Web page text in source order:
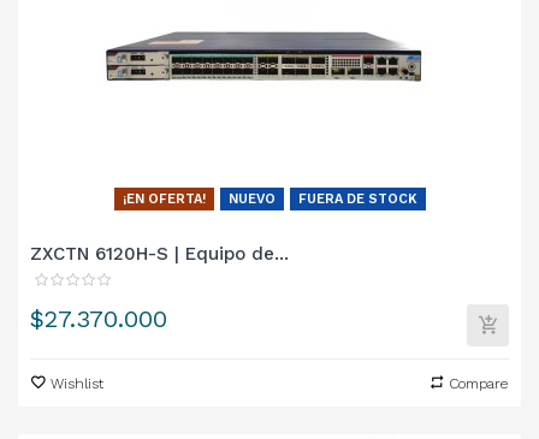
¡EN OFERTA! NUEVO FUERA DE STOCK
ZXCTN 6120H-S | Equipo de...
$27.370.000
Wishlist Compare